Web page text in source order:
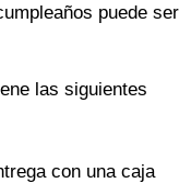
puede ser
las siguientes
con una caja